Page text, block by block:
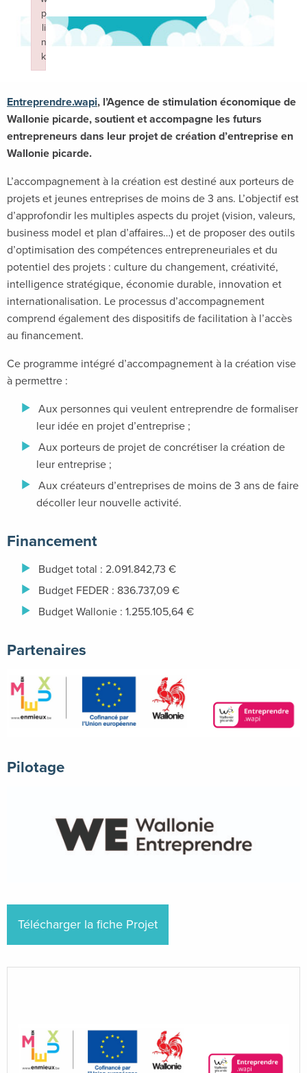
Entreprendre.wapi, l’Agence de stimulation économique de
Wallonie picarde, soutient et accompagne les futurs
entrepreneurs dans leur projet de création d’entreprise en
Wallonie picarde.
L’accompagnement à la création est destiné aux porteurs de
projets et jeunes entreprises de moins de 3 ans. L’objectif est
d’approfondir les multiples aspects du projet (vision, valeurs,
business model et plan d’affaires…) et de proposer des outils
d’optimisation des compétences entrepreneuriales et du
potentiel des projets : culture du changement, créativité,
intelligence stratégique, économie durable, innovation et
internationalisation. Le processus d’accompagnement
comprend également des dispositifs de facilitation à l’accès
au financement.
Ce programme intégré d’accompagnement à la création vise
à permettre :
Aux personnes qui veulent entreprendre de formaliser
leur idée en projet d’entreprise ;
Aux porteurs de projet de concrétiser la création de
leur entreprise ;
Aux créateurs d’entreprises de moins de 3 ans de faire
décoller leur nouvelle activité.
Financement
Budget total : 2.091.842,73 €
Budget FEDER : 836.737,09 €
Budget Wallonie : 1.255.105,64 €
Partenaires
Pilotage
Télécharger la fiche Projet
p
li
n
k
Failed to initialize plugin: wplink